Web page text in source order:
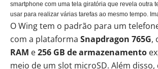
smartphone com uma tela giratória que revela outra
usar para realizar várias tarefas ao mesmo tempo.
O Wing tem o padrão para um
com a plataforma Snapdragon 765G,
RAM e256 GB de armazenamento
meio de um slot microSD. Além disso,